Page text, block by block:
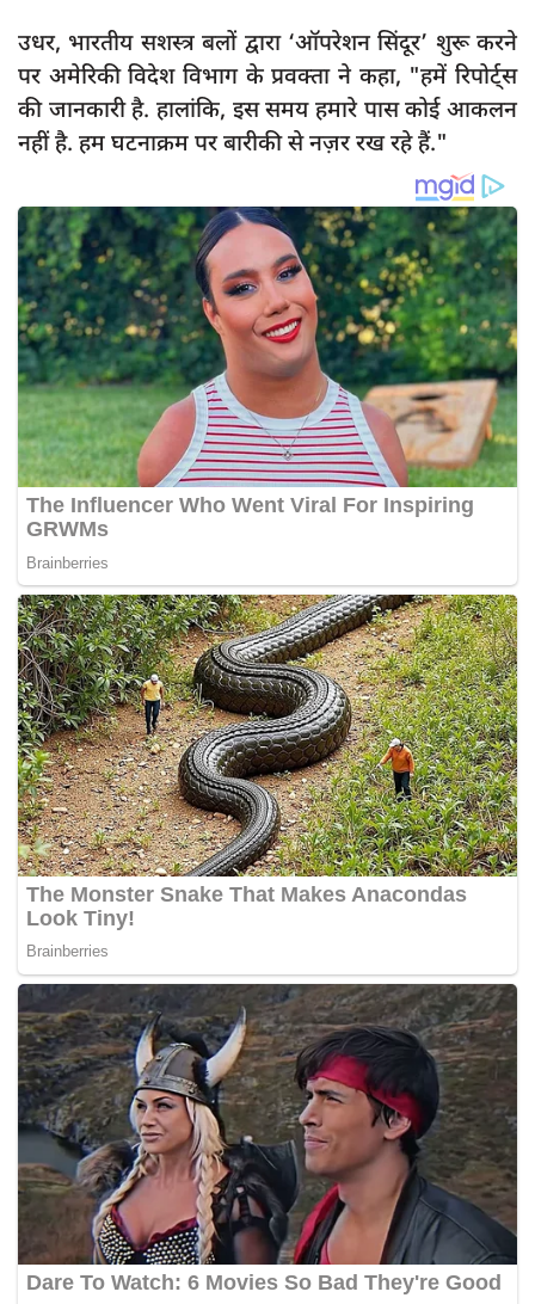
उधर, भारतीय सशस्त्र बलों द्वारा ‘ऑपरेशन सिंदूर’ शुरू करने
पर अमेरिकी विदेश विभाग के प्रवक्ता ने कहा, "हमें रिपोर्ट्स
की जानकारी है. हालांकि, इस समय हमारे पास कोई आकलन
नहीं है. हम घटनाक्रम पर बारीकी से नज़र रख रहे हैं."